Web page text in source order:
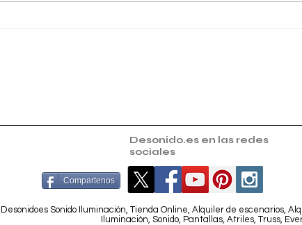
Desonido.es en las redes
sociales
Compartenos
Desonidoes Sonido Iluminación, Tienda Online, Alquiler de escenarios,
Iluminación, Sonido, Pantallas, Atriles, Truss,